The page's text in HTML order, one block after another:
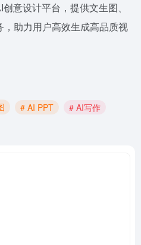
意设计平台，提供文生图、
助力用户高效生成高品质视
# AI PPT
# AI写作